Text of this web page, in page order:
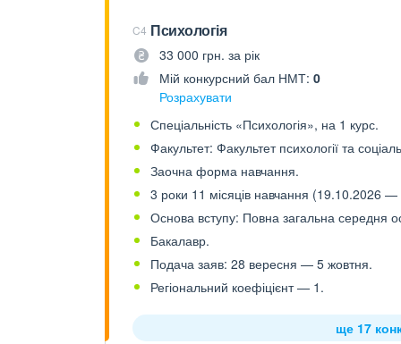
C4 Психологія
33 000 грн. за рік
Мій конкурсний бал НМТ: 0
Розрахувати
Спеціальність «Психологія», на 1 курс.
Факультет: Факультет психології та
Заочна форма навчання.
3 роки 11 місяців навчання (19.10.2026
Основа вступу: Повна загальна середня
Бакалавр.
Подача заяв: 28 вересня — 5 жовтня.
Регіональний коефіцієнт — 1.
ще 17